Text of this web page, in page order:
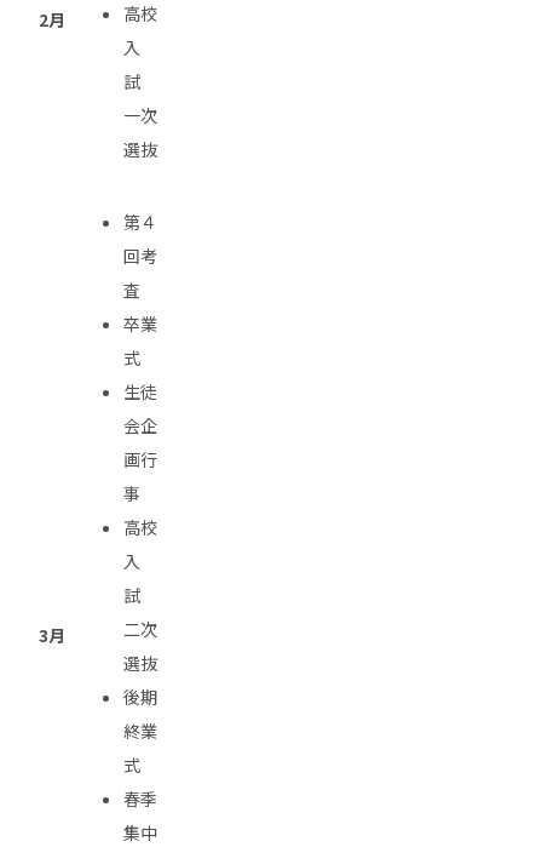
2月
高校
入
試
一次
選抜
3月
第４
回考
査
卒業
式
生徒
会企
画行
事
高校
入
試
二次
選抜
後期
終業
式
春季
集中